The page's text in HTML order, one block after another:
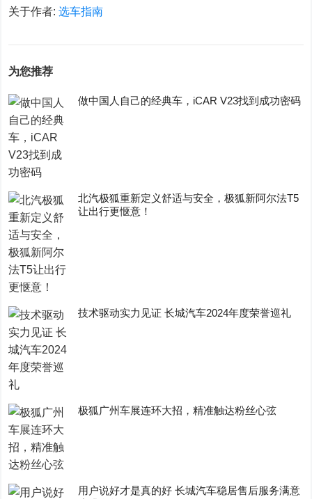
关于作者:选车指南
为您推荐
做中国人自己的经典车，iCAR V23找到成功密码
​北汽极狐重新定义舒适与安全，极狐新阿尔法T5
让出行更惬意！
技术驱动实力见证 长城汽车2024年度荣誉巡礼
极狐广州车展连环大招，精准触达粉丝心弦
用户说好才是真的好 长城汽车稳居售后服务满意